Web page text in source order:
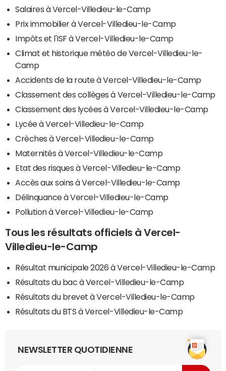
Salaires à Vercel-Villedieu-le-Camp
Prix immobilier à Vercel-Villedieu-le-Camp
Impôts et l'ISF à Vercel-Villedieu-le-Camp
Climat et historique météo de Vercel-Villedieu-le-
Camp
Accidents de la route à Vercel-Villedieu-le-Camp
Classement des collèges à Vercel-Villedieu-le-Camp
Classement des lycées à Vercel-Villedieu-le-Camp
Lycée à Vercel-Villedieu-le-Camp
Crèches à Vercel-Villedieu-le-Camp
Maternités à Vercel-Villedieu-le-Camp
Etat des risques à Vercel-Villedieu-le-Camp
Accès aux soins à Vercel-Villedieu-le-Camp
Délinquance à Vercel-Villedieu-le-Camp
Pollution à Vercel-Villedieu-le-Camp
Tous les résultats officiels à Vercel-
Villedieu-le-Camp
Résultat municipale 2026 à Vercel-Villedieu-le-Camp
Résultats du bac à Vercel-Villedieu-le-Camp
Résultats du brevet à Vercel-Villedieu-le-Camp
Résultats du BTS à Vercel-Villedieu-le-Camp
NEWSLETTER QUOTIDIENNE